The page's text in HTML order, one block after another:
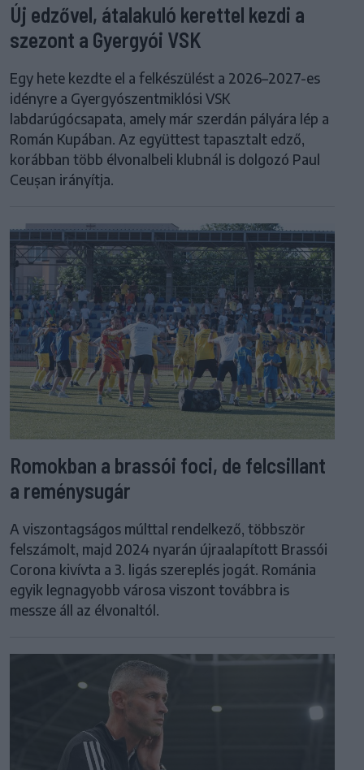
Új edzővel, átalakuló kerettel kezdi a
szezont a Gyergyói VSK
Egy hete kezdte el a felkészülést a 2026–2027-es
idényre a Gyergyószentmiklósi VSK
labdarúgócsapata, amely már szerdán pályára lép a
Román Kupában. Az együttest tapasztalt edző,
korábban több élvonalbeli klubnál is dolgozó Paul
Ceușan irányítja.
Romokban a brassói foci, de felcsillant
a reménysugár
A viszontagságos múlttal rendelkező, többször
felszámolt, majd 2024 nyarán újraalapított Brassói
Corona kivívta a 3. ligás szereplés jogát. Románia
egyik legnagyobb városa viszont továbbra is
messze áll az élvonaltól.